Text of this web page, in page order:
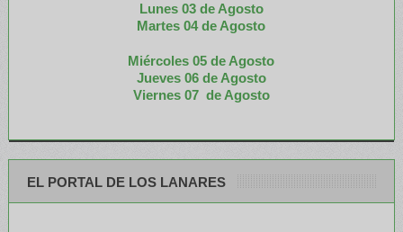
Lunes 03 de Agosto
Martes 04 de Agosto
Miércoles 05 de Agosto
Jueves 06 de Agosto
Viernes 07 de Agosto
EL PORTAL DE LOS LANARES